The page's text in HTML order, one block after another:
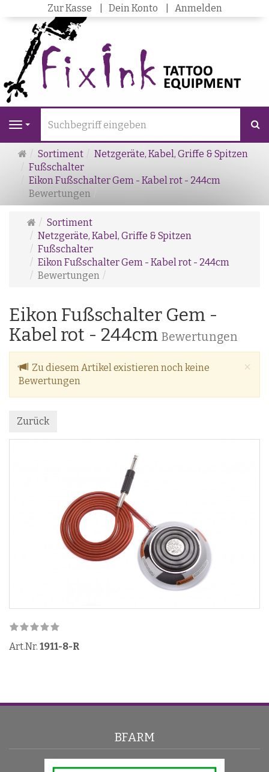
Zur Kasse Dein Konto Anmelden
Navigation
Startseite
Sortiment
Netzgeräte, Kabel, Griffe & Spitzen
Fußschalter
Eikon Fußschalter Gem - Kabel rot - 244cm
Bewertungen
Startseite
Sortiment
Netzgeräte, Kabel, Griffe & Spitzen
Fußschalter
Eikon Fußschalter Gem - Kabel rot - 244cm
Bewertungen
Eikon Fußschalter Gem -
Kabel rot - 244cm Bewertungen
×
Zu diesem Artikel existieren noch keine
Bewertungen
Zurück
Art.Nr. 1911-8-R
BFARM